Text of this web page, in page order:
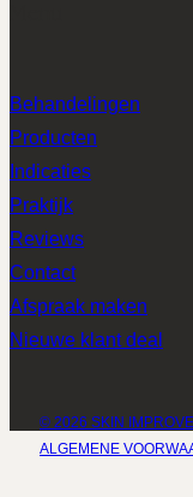
Behandelingen
Producten
Indicaties
Praktijk
Reviews
Contact
Afspraak maken
Nieuwe klant deal
ALGEMENE
© 2026 SKIN